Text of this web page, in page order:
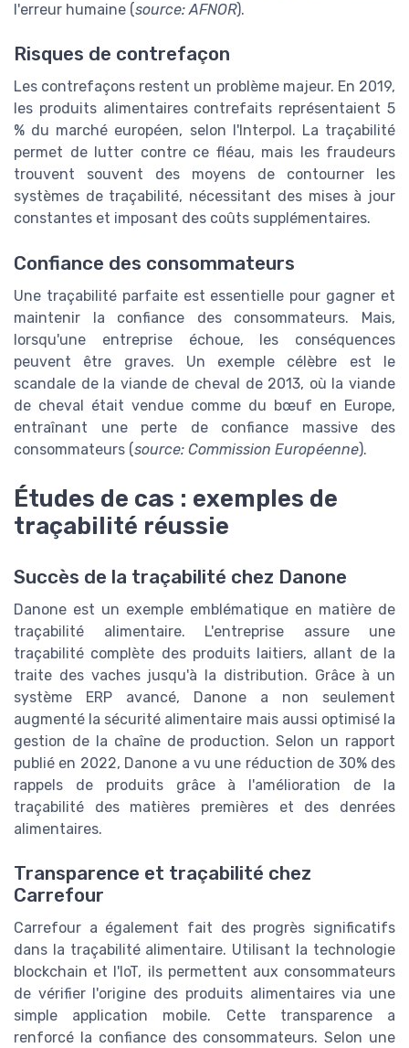
l'erreur humaine (source: AFNOR).
Risques de contrefaçon
Les contrefaçons restent un problème majeur. En 2019,
les produits alimentaires contrefaits représentaient 5
% du marché européen, selon l'Interpol. La traçabilité
permet de lutter contre ce fléau, mais les fraudeurs
trouvent souvent des moyens de contourner les
systèmes de traçabilité, nécessitant des mises à jour
constantes et imposant des coûts supplémentaires.
Confiance des consommateurs
Une traçabilité parfaite est essentielle pour gagner et
maintenir la confiance des consommateurs. Mais,
lorsqu'une entreprise échoue, les conséquences
peuvent être graves. Un exemple célèbre est le
scandale de la viande de cheval de 2013, où la viande
de cheval était vendue comme du bœuf en Europe,
entraînant une perte de confiance massive des
consommateurs (source: Commission Européenne).
Études de cas : exemples de
traçabilité réussie
Succès de la traçabilité chez Danone
Danone est un exemple emblématique en matière de
traçabilité alimentaire. L'entreprise assure une
traçabilité complète des produits laitiers, allant de la
traite des vaches jusqu'à la distribution. Grâce à un
système ERP avancé, Danone a non seulement
augmenté la sécurité alimentaire mais aussi optimisé la
gestion de la chaîne de production. Selon un rapport
publié en 2022, Danone a vu une réduction de 30% des
rappels de produits grâce à l'amélioration de la
traçabilité des matières premières et des denrées
alimentaires.
Transparence et traçabilité chez
Carrefour
Carrefour a également fait des progrès significatifs
dans la traçabilité alimentaire. Utilisant la technologie
blockchain et l'IoT, ils permettent aux consommateurs
de vérifier l'origine des produits alimentaires via une
simple application mobile. Cette transparence a
renforcé la confiance des consommateurs. Selon une